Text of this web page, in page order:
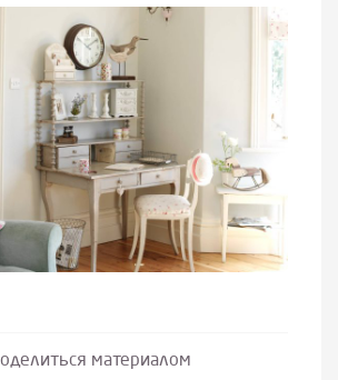
материалом